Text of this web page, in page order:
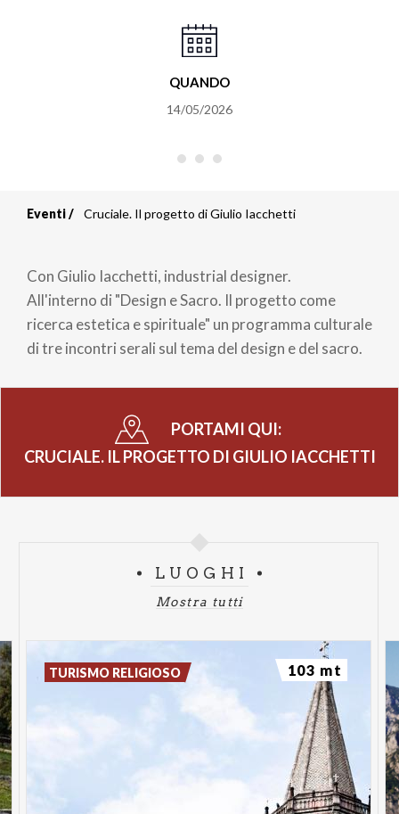
QUANDO
14/05/2026
di
pane
Eventi Cruciale. Il progetto di Giulio Iacchetti
Con Giulio Iacchetti, industrial designer.
All'interno di "Design e Sacro. Il progetto come
ricerca estetica e spirituale" un programma culturale
di tre incontri serali sul tema del design e del sacro.
PORTAMI QUI:
CRUCIALE. IL PROGETTO DI GIULIO IACCHETTI
LUOGHI
Mostra tutti
TURISMO RELIGIOSO 103 mt